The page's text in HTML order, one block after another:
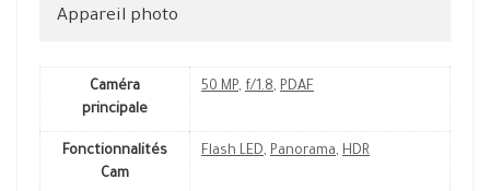
Appareil photo
Caméra
principale
50 MP, f/1.8, PDAF
Fonctionnalités
Cam
Flash LED, Panorama, HDR